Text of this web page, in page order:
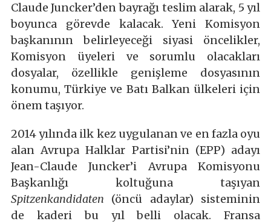
Claude Juncker’den bayrağı teslim alarak, 5 yıl
boyunca görevde kalacak. Yeni Komisyon
başkanının belirleyeceği siyasi öncelikler,
Komisyon üyeleri ve sorumlu olacakları
dosyalar, özellikle genişleme dosyasının
konumu, Türkiye ve Batı Balkan ülkeleri için
önem taşıyor.
2014 yılında ilk kez uygulanan ve en fazla oyu
alan Avrupa Halklar Partisi’nin (EPP) adayı
Jean-Claude Juncker’i Avrupa Komisyonu
Başkanlığı koltuğuna taşıyan
Spitzenkandidaten (öncü adaylar) sisteminin
de kaderi bu yıl belli olacak. Fransa